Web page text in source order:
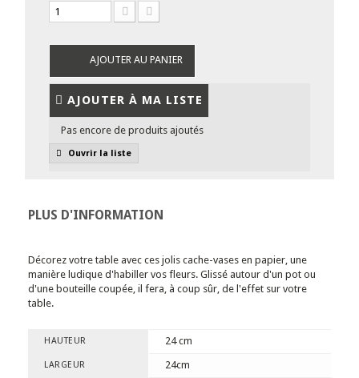
AJOUTER AU PANIER
AJOUTER À MA LISTE
Pas encore de produits ajoutés
Ouvrir la liste
PLUS D'INFORMATION
Décorez votre table avec ces jolis cache-vases en papier, une
manière ludique d'habiller vos fleurs. Glissé autour d'un pot ou
d'une bouteille coupée, il fera, à coup sûr, de l'effet sur votre
table.
HAUTEUR 24 cm
LARGEUR 24cm